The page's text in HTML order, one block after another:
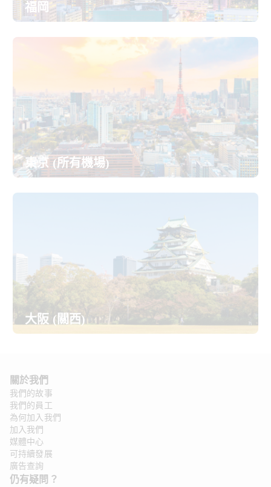
福岡
東京 (所有機場)
大阪 (關西)
關於我們
我們的故事
我們的員工
為何加入我們
加入我們
媒體中心
可持續發展
廣告查詢
仍有疑問？